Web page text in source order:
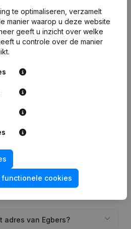
nummer van Egbers?
ID van Egbers?
Egbers opgericht?
adres van Egbers?
te optimaliseren, verzamelt
manier waarop u deze website
geeft u inzicht over welke
u controle over de manier
functionele cookies